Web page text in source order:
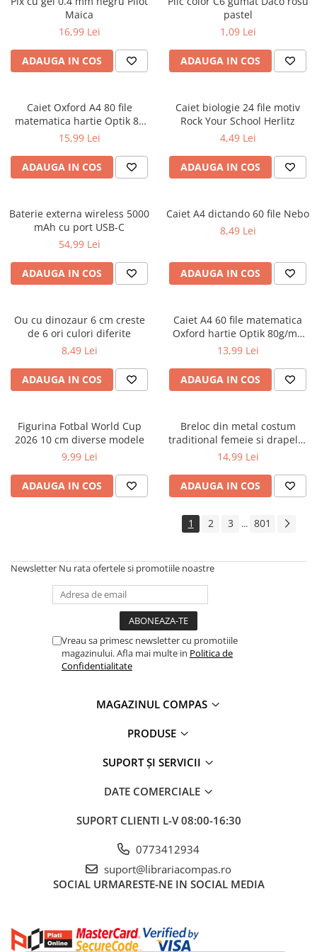
Ghiozdane pentru grădinită
Trollere pentru copii
Penare
Penare echipate
Penare tip etui
Acuarele și pensule școlare
Pensule școlare
Maica
16,99 Lei
ADAUGA IN COS
pastel
1,09 Lei
ADAUGA IN COS
Caiet Oxford A4 80 file
matematica hartie Optik 80
g/mp motiv Teenager
15,99 Lei
ADAUGA IN COS
Caiet biologie 24 file motiv
Rock Your School Herlitz
4,49 Lei
ADAUGA IN COS
Baterie externa wireless 5000
mAh cu port USB-C
54,99 Lei
ADAUGA IN COS
Caiet A4 dictando 60 file Nebo
8,49 Lei
ADAUGA IN COS
Ou cu dinozaur 6 cm creste
de 6 ori culori diferite
8,49 Lei
ADAUGA IN COS
Caiet A4 60 file matematica
Oxford hartie Optik 80g/mp
motiv Touch Pastel
13,99 Lei
ADAUGA IN COS
Figurina Fotbal World Cup
2026 10 cm diverse modele
9,99 Lei
ADAUGA IN COS
Breloc din metal costum
traditional femeie si drapelul
Romaniei 9 cm
14,99 Lei
ADAUGA IN COS
1 2 3 ... 801
Newsletter Nu rata ofertele si promotiile noastre
Vreau sa primesc newsletter cu promotiile
magazinului. Afla mai multe in Politica de
Confidentialitate
MAGAZINUL COMPAS
PRODUSE
SUPORT ȘI SERVICII
DATE COMERCIALE
SUPORT CLIENTI L-V 08:00-16:30
0773412934
suport@librariacompas.ro
SOCIAL URMARESTE-NE IN SOCIAL MEDIA